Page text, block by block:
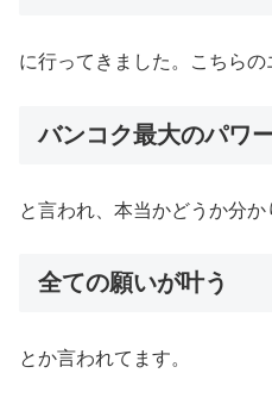
に行ってきました。こちらの
バンコク最大のパワ
と言われ、本当かどうか分か
全ての願いが叶う
とか言われてます。